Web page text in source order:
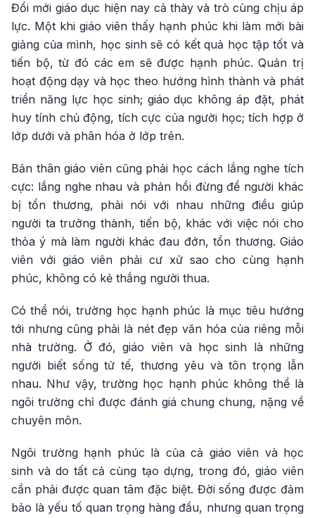
Đổi mới giáo dục hiện nay cả thày và trò cùng chịu áp
lực. Một khi giáo viên thấy hạnh phúc khi làm mới bài
giảng của mình, học sinh sẽ có kết quả học tập tốt và
tiến bộ, từ đó các em sẽ được hạnh phúc. Quản trị
hoạt động dạy và học theo hướng hình thành và phát
triển năng lực học sinh; giáo dục không áp đặt, phát
huy tính chủ động, tích cực của người học; tích hợp ở
lớp dưới và phân hóa ở lớp trên.
Bản thân giáo viên cũng phải học cách lắng nghe tích
cực: lắng nghe nhau và phản hồi đừng để người khác
bị tổn thương, phải nói với nhau những điều giúp
người ta trưởng thành, tiến bộ, khác với việc nói cho
thỏa ý mà làm người khác đau đớn, tổn thương. Giáo
viên với giáo viên phải cư xử sao cho cùng hạnh
phúc, không có kẻ thắng người thua.
Có thể nói, trường học hạnh phúc là mục tiêu hướng
tới nhưng cũng phải là nét đẹp văn hóa của riêng mỗi
nhà trường. Ở đó, giáo viên và học sinh là những
người biết sống tử tế, thương yêu và tôn trọng lẫn
nhau. Như vậy, trường học hạnh phúc không thể là
ngôi trường chỉ được đánh giá chung chung, nặng về
chuyên môn.
Ngôi trường hạnh phúc là của cả giáo viên và học
sinh và do tất cả cùng tạo dựng, trong đó, giáo viên
cần phải được quan tâm đặc biệt. Đời sống được đảm
bảo là yếu tố quan trọng hàng đầu, nhưng quan trọng